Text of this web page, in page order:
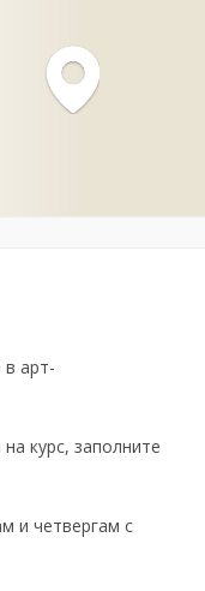
в арт-
курс, заполните
и четвергам с